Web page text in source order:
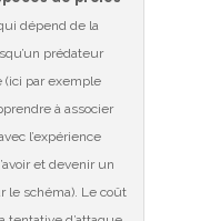
dépend de la
prédateur
par exemple
à associer
l’expérience
et devenir un
le schéma). Le coût